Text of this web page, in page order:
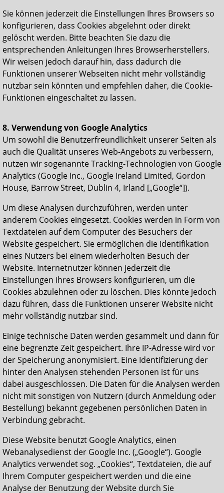
Sie können jederzeit die Einstellungen Ihres Browsers so
konfigurieren, dass Cookies abgelehnt oder direkt
gelöscht werden. Bitte beachten Sie dazu die
entsprechenden Anleitungen Ihres Browserherstellers.
Wir weisen jedoch darauf hin, dass dadurch die
Funktionen unserer Webseiten nicht mehr vollständig
nutzbar sein könnten und empfehlen daher, die Cookie-
Funktionen eingeschaltet zu lassen.
8. Verwendung von Google Analytics
Um sowohl die Benutzerfreundlichkeit unserer Seiten als
auch die Qualität unseres Web-Angebots zu verbessern,
nutzen wir sogenannte Tracking-Technologien von Google
Analytics (Google Inc., Google Ireland Limited, Gordon
House, Barrow Street, Dublin 4, Irland [„Google“]).
Um diese Analysen durchzuführen, werden unter
anderem Cookies eingesetzt. Cookies werden in Form von
Textdateien auf dem Computer des Besuchers der
Website gespeichert. Sie ermöglichen die Identifikation
eines Nutzers bei einem wiederholten Besuch der
Website. Internetnutzer können jederzeit die
Einstellungen ihres Browsers konfigurieren, um die
Cookies abzulehnen oder zu löschen. Dies könnte jedoch
dazu führen, dass die Funktionen unserer Website nicht
mehr vollständig nutzbar sind.
Einige technische Daten werden gesammelt und dann für
eine begrenzte Zeit gespeichert. Ihre IP-Adresse wird vor
der Speicherung anonymisiert. Eine Identifizierung der
hinter den Analysen stehenden Personen ist für uns
dabei ausgeschlossen. Die Daten für die Analysen werden
nicht mit sonstigen von Nutzern (durch Anmeldung oder
Bestellung) bekannt gegebenen persönlichen Daten in
Verbindung gebracht.
Diese Website benutzt Google Analytics, einen
Webanalysedienst der Google Inc. („Google“). Google
Analytics verwendet sog. „Cookies“, Textdateien, die auf
Ihrem Computer gespeichert werden und die eine
Analyse der Benutzung der Website durch Sie